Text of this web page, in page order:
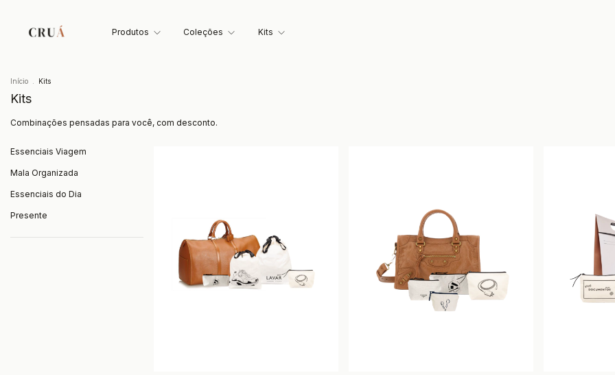
Produtos Coleções Kits
Início Kits
Kits
Combinações pensadas para você, com desconto.
Essenciais Viagem
Mala Organizada
Essenciais do Dia
Presente